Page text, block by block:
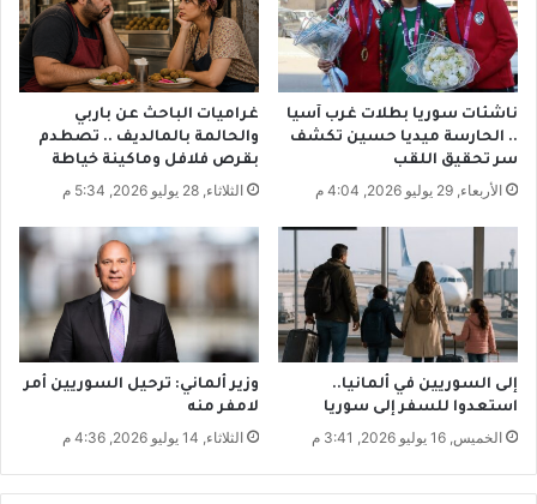
ط
ر
ط
و
س
ح
ذّ
م
ن
ل
ت
ظ
ا
ه
ر
ناشئات سوريا بطلات غرب آسيا
.. الحارسة ميديا حسين تكشف
سر تحقيق اللقب
الأربعاء, 29 يوليو 2026, 4:04 م
غراميات الباحث عن باربي
والحالمة بالمالديف .. تصطدم
بقرص فلافل وماكينة خياطة
الثلاثاء, 28 يوليو 2026, 5:34 م
إلى السوريين في ألمانيا..
استعدوا للسفر إلى سوريا
الخميس, 16 يوليو 2026, 3:41 م
وزير ألماني: ترحيل السوريين أمر
لامفر منه
الثلاثاء, 14 يوليو 2026, 4:36 م